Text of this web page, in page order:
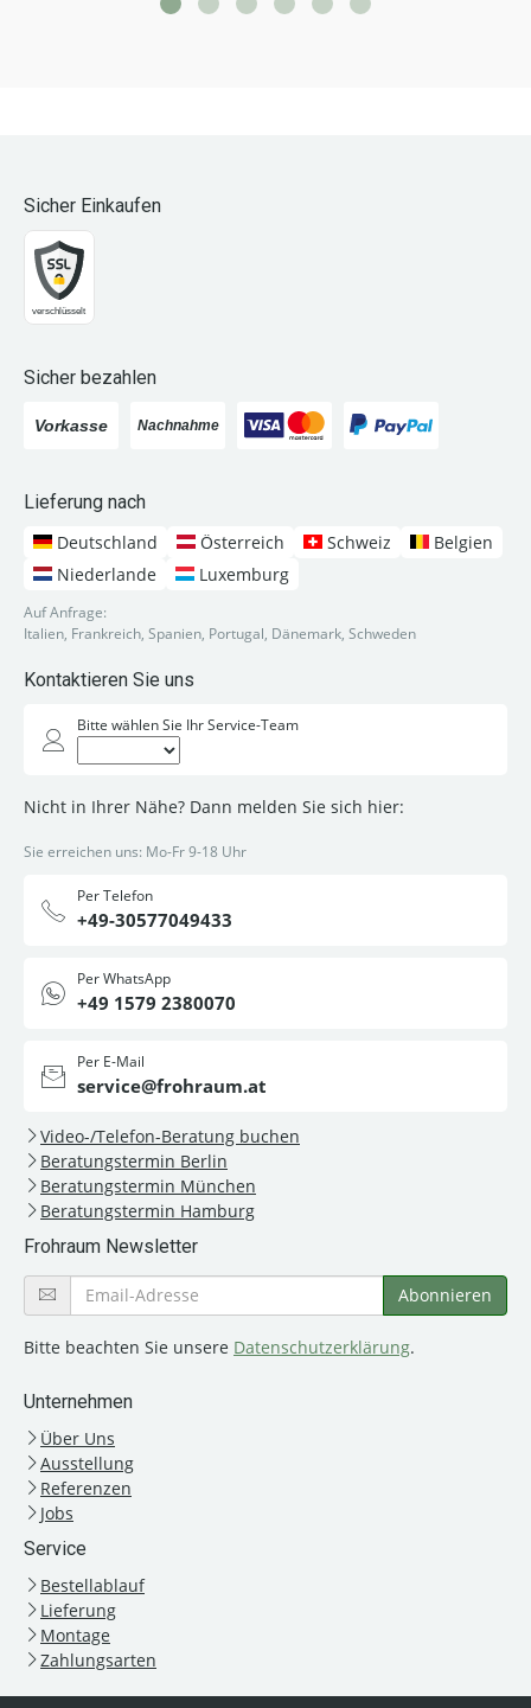
Sicher Einkaufen
Sicher bezahlen
Lieferung nach
Deutschland
Österreich Schweiz
Belgien
Niederlande
Luxemburg
Auf Anfrage:
Italien, Frankreich, Spanien, Portugal, Dänemark, Schweden
Kontaktieren Sie uns
Bitte wählen Sie Ihr Service-Team
Nicht in Ihrer Nähe? Dann melden Sie sich hier:
Sie erreichen uns: Mo-Fr 9-18 Uhr
Per Telefon
+49-30577049433
Per WhatsApp
+49 1579 2380070
Per E-Mail
service@frohraum.at
Video-/Telefon-Beratung buchen
Beratungstermin Berlin
Beratungstermin München
Beratungstermin Hamburg
Frohraum Newsletter
Bitte beachten Sie unsere Datenschutzerklärung.
Unternehmen
Über Uns
Ausstellung
Referenzen
Jobs
Service
Bestellablauf
Lieferung
Montage
Zahlungsarten